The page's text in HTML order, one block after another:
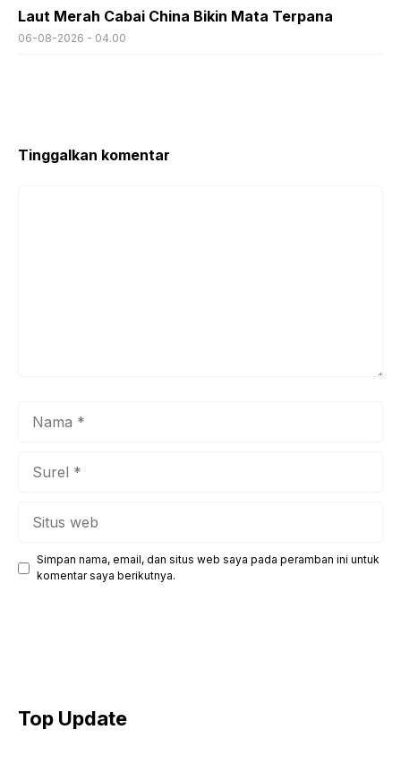
Laut Merah Cabai China Bikin Mata Terpana
06-08-2026 - 04.00
Tinggalkan komentar
Simpan nama, email, dan situs web saya pada peramban ini untuk
komentar saya berikutnya.
Top Update